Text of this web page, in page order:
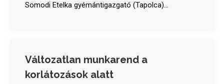
Somodi Etelka gyémántigazgató (Tapolca)…
Változatlan munkarend a
korlátozások alatt